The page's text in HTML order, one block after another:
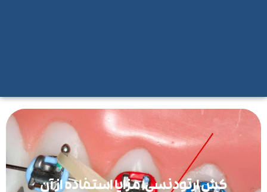
کش ارتودنسی| مزایا استفاده از آن